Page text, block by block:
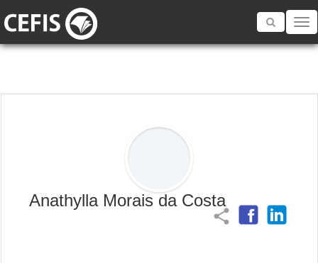
Toggle
Anathylla Morais da Costa
share